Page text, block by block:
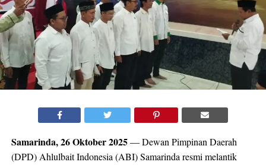
Samarinda, 26 Oktober 2025— Dewan Pimpinan Daerah
(DPD) Ahlulbait Indonesia (ABI) Samarinda resmi melantik